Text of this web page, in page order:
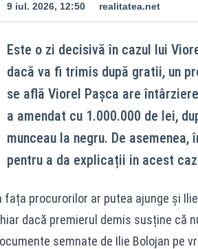
9 iul. 2026, 12:50 realitatea.net
Este o zi decisivă în cazul lui
dacă va fi trimis după gratii, un
se află Viorel Pașca are
a amendat cu 1.000.000 de lei,
munceau la negru. De
pentru a da explicații in acest
fața procurorilor ar putea ajunge și
dacă premierul demis susține că
semnate de Ilie Bolojan pe